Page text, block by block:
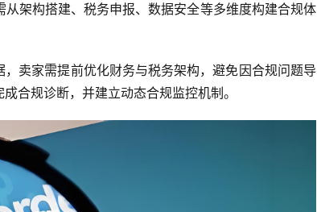
从架构搭建、税务申报、数据安全等多维度构建合规体
卖家需提前优化财务与税务架构，避免因合规问题导
合规诊断，并建立动态合规监控机制。